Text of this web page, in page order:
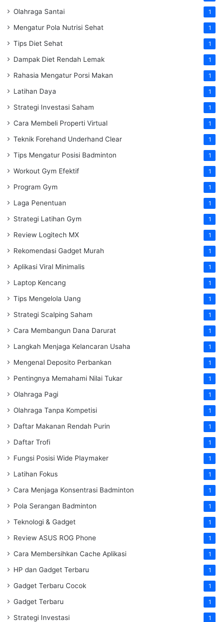
Olahraga Santai 1
Mengatur Pola Nutrisi Sehat 1
Tips Diet Sehat 1
Dampak Diet Rendah Lemak 1
Rahasia Mengatur Porsi Makan 1
Latihan Daya 1
Strategi Investasi Saham 1
Cara Membeli Properti Virtual 1
Teknik Forehand Underhand Clear 1
Tips Mengatur Posisi Badminton 1
Workout Gym Efektif 1
Program Gym 1
Laga Penentuan 1
Strategi Latihan Gym 1
Review Logitech MX 1
Rekomendasi Gadget Murah 1
Aplikasi Viral Minimalis 1
Laptop Kencang 1
Tips Mengelola Uang 1
Strategi Scalping Saham 1
Cara Membangun Dana Darurat 1
Langkah Menjaga Kelancaran Usaha 1
Mengenal Deposito Perbankan 1
Pentingnya Memahami Nilai Tukar 1
Olahraga Pagi 1
Olahraga Tanpa Kompetisi 1
Daftar Makanan Rendah Purin 1
Daftar Trofi 1
Fungsi Posisi Wide Playmaker 1
Latihan Fokus 1
Cara Menjaga Konsentrasi Badminton 1
Pola Serangan Badminton 1
Teknologi & Gadget 1
Review ASUS ROG Phone 1
Cara Membersihkan Cache Aplikasi 1
HP dan Gadget Terbaru 1
Gadget Terbaru Cocok 1
Gadget Terbaru 1
Strategi Investasi 1